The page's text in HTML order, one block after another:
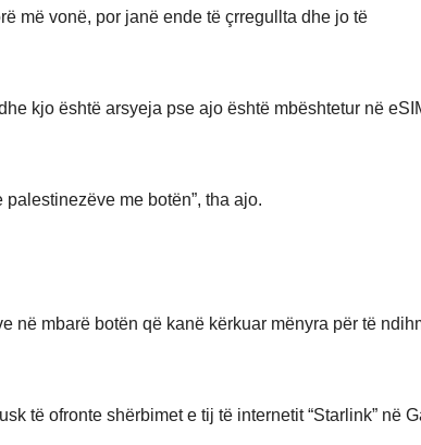
më vonë, por janë ende të çrregullta dhe jo të
kjo është arsyeja pse ajo është mbështetur në
me botën”, tha ajo.
në mbarë botën që kanë kërkuar mënyra për të
të ofronte shërbimet e tij të internetit “Starlink” në